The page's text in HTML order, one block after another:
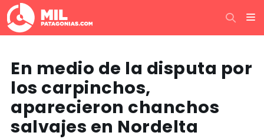
En medio de la disputa por
los carpinchos,
aparecieron chanchos
salvajes en Nordelta